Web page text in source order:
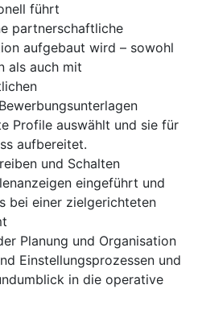
führt
partnerschaftliche
aufgebaut wird – sowohl
als auch mit
Profile auswählt und sie für
aufbereitet.
und Schalten
eingeführt und
bei einer zielgerichteten
Planung und Organisation
Einstellungsprozessen und
in die operative